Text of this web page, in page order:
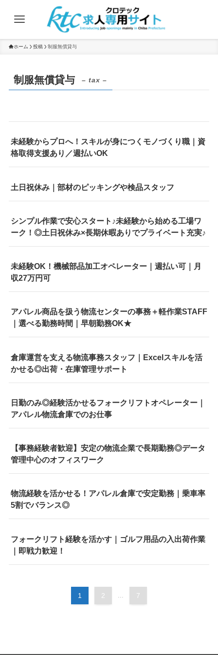
ホーム 投稿 制服無償貸与
制服無償貸与 – tax –
未経験からプロへ！スキルが身につくモノづくり職｜資
格取得支援あり／週払いOK
土日祝休み｜部材のピッキングや検品スタッフ
シンプル作業で安心スタート♪未経験から始める工場ワ
ーク！◎土日祝休み×長期休暇ありでプライベート充実♪
未経験OK！機械部品加工オペレーター｜週払い可｜月
収27万円可
アパレル商品を扱う物流センターの事務＋軽作業STAFF
｜選べる勤務時間｜早朝勤務OK★
倉庫運営を支える物流事務スタッフ｜Excelスキルを活
かせる◎出荷・在庫管理サポート
日勤のみ◎経験活かせるフォークリフトオペレーター｜
アパレル物流倉庫でのお仕事
【事務経験者歓迎】安定の物流企業で長期勤務◎データ
管理中心のオフィスワーク
物流経験を活かせる！アパレル倉庫で安定勤務｜乗車率
5割でバランス◎
フォークリフト経験を活かす｜ゴルフ用品の入出荷作業
｜即戦力歓迎！
1 2 7